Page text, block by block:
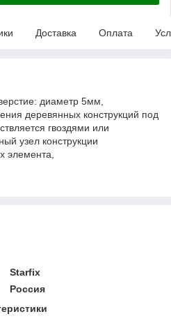
Доставка Оплата
диаметр 5мм,
деревянных конструкций под
гвоздями или
узел конструкции
элемента,
Starfix
Россия